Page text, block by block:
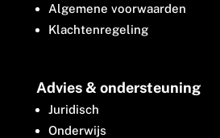
Algemene voorwaarden
Klachtenregeling
Advies & ondersteuning
Juridisch
Onderwijs